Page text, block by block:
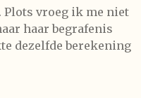
Plots vroeg ik me niet
haar begrafenis
dezelfde berekening